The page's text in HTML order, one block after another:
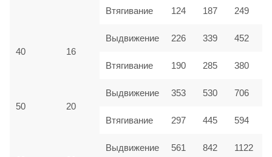
Втягивание
124 187 249
40 16
Выдвижение 226 339 452
Втягивание 190 285 380
50 20
Выдвижение 353 530 706
Втягивание 297 445 594
Выдвижение 561 842 1122